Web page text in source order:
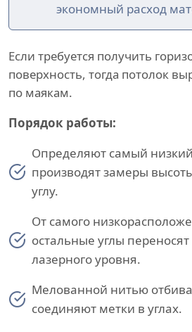
экономный расход
Если требуется получить
поверхность, тогда потолок
по маякам.
Порядок работы:
Определяют самый низкий
производят замеры
углу.
От самого
остальные углы
лазерного уровня.
Мелованной нитью
соединяют метки в углах.